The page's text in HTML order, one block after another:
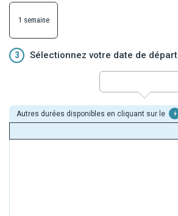
1 semaine
3 Sélectionnez votre date de départ
Autres durées disponibles en cliquant sur le +